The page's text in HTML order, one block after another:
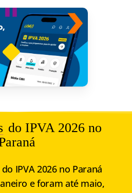
do IPVA 2026 no
IPVA 2026 no Paraná
e foram até maio,